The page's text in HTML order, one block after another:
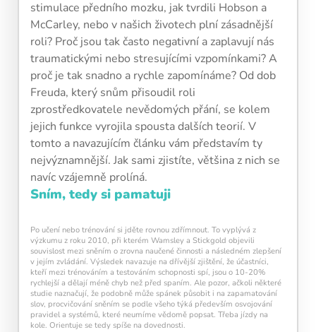
Pravidelný krátký tréninkpodporuje
neuroplasticitu mozku, zlepšuje pozornost,
paměť i mentální flexibilitu.
stimulace předního mozku, jak tvrdili Hobson a
McCarley, nebo v našich životech plní zásadnější
roli? Proč jsou tak často negativní a zaplavují nás
traumatickými nebo stresujícími vzpomínkami? A
proč je tak snadno a rychle zapomínáme? Od dob
Freuda, který snům přisoudil roli
zprostředkovatele nevědomých přání, se kolem
jejich funkce vyrojila spousta dalších teorií. V
tomto a navazujícím článku vám představím ty
nejvýznamnější. Jak sami zjistíte, většina z nich se
navíc vzájemně prolíná.
Sním, tedy si pamatuji
Po učení nebo trénování si jděte rovnou zdřímnout. To vyplývá z
výzkumu z roku 2010, při kterém Wamsley a Stickgold objevili
souvislost mezi sněním o zrovna naučené činnosti a následném zlepšení
v jejím zvládání. Výsledek navazuje na dřívější zjištění, že účastníci,
kteří mezi trénováním a testováním schopnosti spí, jsou o 10-20%
rychlejší a dělají méně chyb než před spaním. Ale pozor, ačkoli některé
studie naznačují, že podobně může spánek působit i na zapamatování
slov, procvičování sněním se podle všeho týká především osvojování
pravidel a systémů, které neumíme vědomě popsat. Třeba jízdy na
kole. Orientuje se tedy spíše na dovednosti.